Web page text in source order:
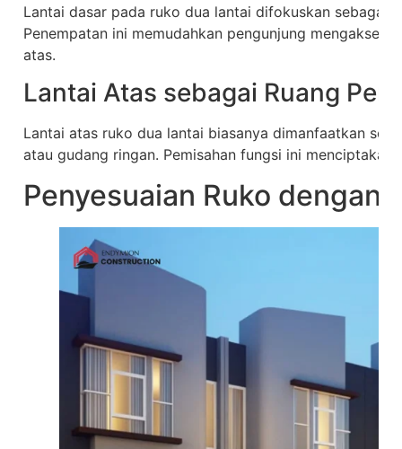
Lantai dasar pada ruko dua lantai difokuskan sebagai
Penempatan ini memudahkan pengunjung mengakses
atas.
Lantai Atas sebagai Ruang
Lantai atas ruko dua lantai biasanya dimanfaatkan
atau gudang ringan. Pemisahan fungsi ini
Penyesuaian Ruko dengan